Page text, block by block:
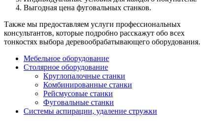
Выгодная цена фуговальных станков.
Также мы предоставляем услуги профессиональных
консультантов, которые подробно расскажут обо всех
тонкостях выбора деревообрабатывающего оборудования.
Мебельное оборудование
Столярное оборудование
Круглопалочные станки
Комбинированные станки
Рейсмусовые станки
Фуговальные станки
Системы аспирации, удаление стружки